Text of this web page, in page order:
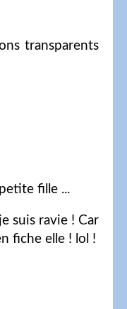
transparents
fille ...
suis ravie ! Car
fiche elle ! lol !